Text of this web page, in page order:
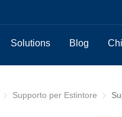
Solutions Blog
Accessori per estintori
Supporto per Estintore